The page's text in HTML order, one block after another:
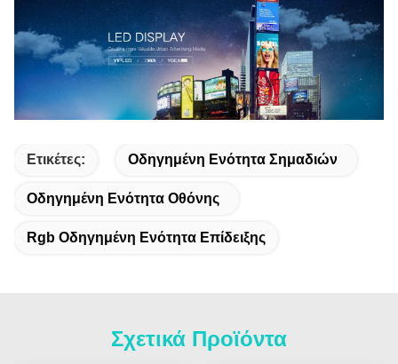
Ετικέτες: Οδηγημένη Ενότητα Σημαδιών
Οδηγημένη Ενότητα Οθόνης
Rgb Οδηγημένη Ενότητα Επίδειξης
Σχετικά Προϊόντα